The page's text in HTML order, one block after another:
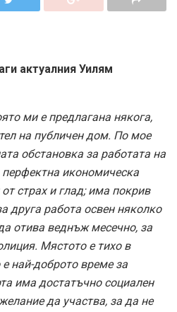
актуалния Уилям
ми е предлагана някога,
на публичен дом. По мое
обстановка за работата на
икономическа
страх и глад; има покрив
друга работа освен няколко
отива веднъж месечно, за
Мястото е тихо в
е най-доброто време за
има достатъчно социален
да участва, за да не